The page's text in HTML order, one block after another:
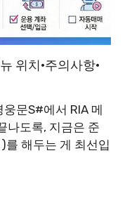
위치·주의사항·
문S#에서 RIA 메
나도록, 지금은 준
해두는 게 최선입